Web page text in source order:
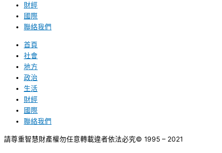
財經
國際
聯絡我們
首頁
社會
地方
政治
生活
財經
國際
聯絡我們
請尊重智慧財產權勿任意轉載違者依法必究© 1995 – 2021